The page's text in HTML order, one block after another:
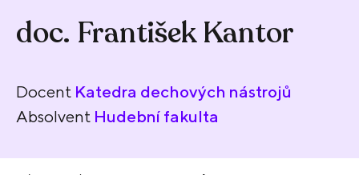
doc. František Kantor
Docent Katedra dechových nástrojů
Absolvent Hudební fakulta